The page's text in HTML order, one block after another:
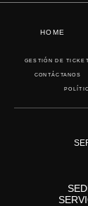
HOME
GESTIÓN DE
CONTÁCTANOS